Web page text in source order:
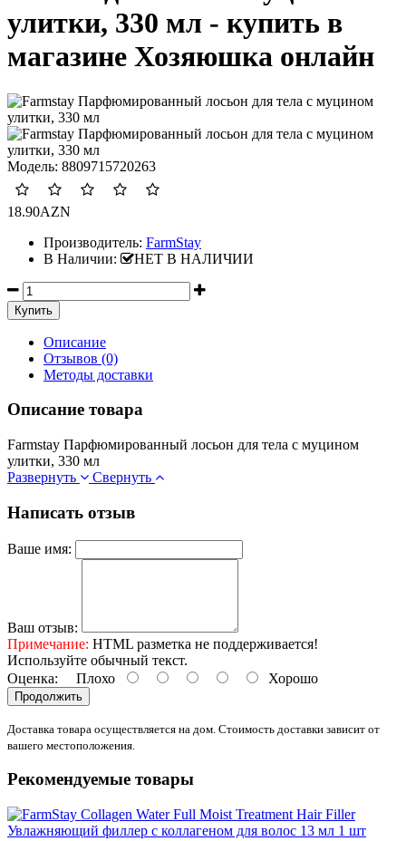
улитки, 330 мл - купить в
магазине Хозяюшка онлайн
Модель: 8809715720263
18.90AZN
Производитель: FarmStay
В Наличии:
НЕТ В НАЛИЧИИ
Описание
Отзывов (0)
Методы доставки
Описание товара
Farmstay Парфюмированный лосьон для тела с муцином
улитки, 330 мл
Развернуть
Свернуть
Написать отзыв
Ваше имя:
Ваш отзыв:
Примечание: HTML разметка не поддерживается!
Используйте обычный текст.
Оценка: Плохо Хорошо
Продолжить
Доставка товара осуществляется на дом. Стоимость доставки зависит от
вашего местоположения.
Рекомендуемые товары